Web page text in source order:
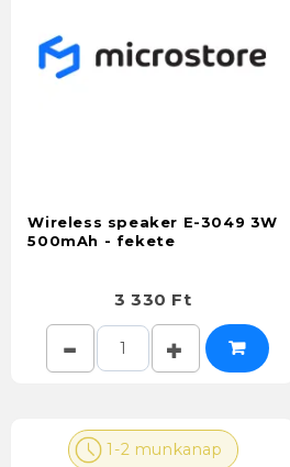
Wireless speaker E-3049 3W
500mAh - fekete
3 330 Ft
1-2 munkanap